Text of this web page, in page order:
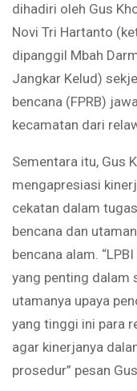
dihadiri oleh Gus
Novi Tri Hartanto
dipanggil Mbah
Jangkar Kelud)
bencana (FPRB)
kecamatan dari
Sementara itu, Gus
mengapresiasi
cekatan dalam
bencana dan
bencana alam.
yang penting dalam
utamanya upaya
yang tinggi ini para
agar kinerjanya
prosedur” pesan